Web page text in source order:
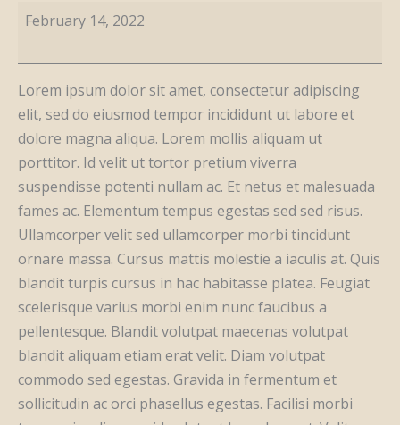
Test
February 14, 2022
Lorem ipsum dolor sit amet, consectetur adipiscing
elit, sed do eiusmod tempor incididunt ut labore et
dolore magna aliqua. Lorem mollis aliquam ut
porttitor. Id velit ut tortor pretium viverra
suspendisse potenti nullam ac. Et netus et malesuada
fames ac. Elementum tempus egestas sed sed risus.
Ullamcorper velit sed ullamcorper morbi tincidunt
ornare massa. Cursus mattis molestie a iaculis at. Quis
blandit turpis cursus in hac habitasse platea. Feugiat
scelerisque varius morbi enim nunc faucibus a
pellentesque. Blandit volutpat maecenas volutpat
blandit aliquam etiam erat velit. Diam volutpat
commodo sed egestas. Gravida in fermentum et
sollicitudin ac orci phasellus egestas. Facilisi morbi